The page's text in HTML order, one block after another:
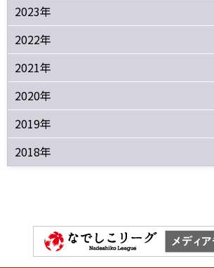
2023年
2022年
2021年
2020年
2019年
2018年